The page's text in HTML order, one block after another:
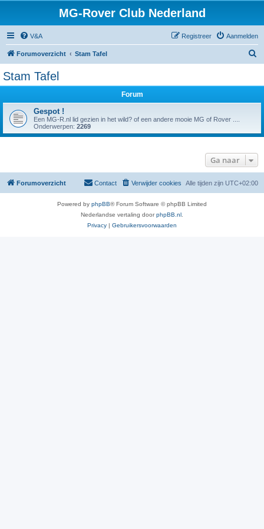
MG-Rover Club Nederland
V&A Aanmelden
Registreer
Forumoverzicht Stam Tafel
Stam Tafel
Forum
Gespot !
Een MG-R.nl lid gezien in het wild? of een andere mooie MG of Rover ....
Onderwerpen: 2269
Ga naar
Forumoverzicht Alle tijden zijn UTC+02:00
Verwijder cookies
Contact
Powered by phpBB® Forum Software © phpBB Limited
Nederlandse vertaling doorphpBB.nl
Privacy | Gebruikersvoorwaarden